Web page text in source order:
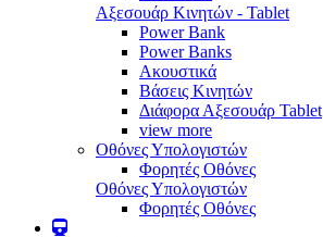
Αξεσουάρ Κινητών - Tablet
Power Bank
Power Banks
Ακουστικά
Βάσεις Κινητών
Διάφορα Αξεσουάρ Tablet
view more
Οθόνες Υπολογιστών
Φορητές Οθόνες
Οθόνες Υπολογιστών
Φορητές Οθόνες